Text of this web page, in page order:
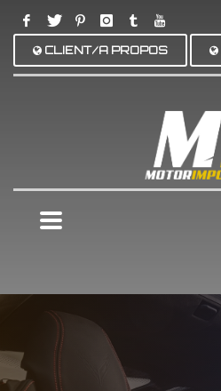
CLIENT/A PROPOS